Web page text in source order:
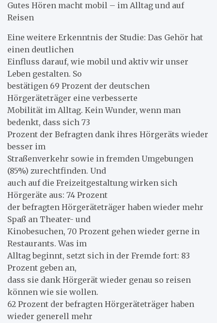
Gutes Hören macht mobil – im Alltag und auf
Reisen
Eine weitere Erkenntnis der Studie: Das Gehör hat
einen deutlichen
Einfluss darauf, wie mobil und aktiv wir unser
Leben gestalten. So
bestätigen 69 Prozent der deutschen
Hörgeräteträger eine verbesserte
Mobilität im Alltag. Kein Wunder, wenn man
bedenkt, dass sich 73
Prozent der Befragten dank ihres Hörgeräts wieder
besser im
Straßenverkehr sowie in fremden Umgebungen
(85%) zurechtfinden. Und
auch auf die Freizeitgestaltung wirken sich
Hörgeräte aus: 74 Prozent
der befragten Hörgeräteträger haben wieder mehr
Spaß an Theater- und
Kinobesuchen, 70 Prozent gehen wieder gerne in
Restaurants. Was im
Alltag beginnt, setzt sich in der Fremde fort: 83
Prozent geben an,
dass sie dank Hörgerät wieder genau so reisen
können wie sie wollen.
62 Prozent der befragten Hörgeräteträger haben
wieder generell mehr